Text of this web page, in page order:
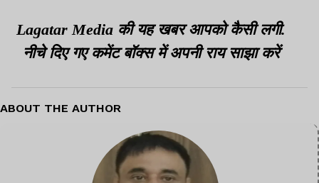
Lagatar Media की यह खबर आपको कैसी लगी.
नीचे दिए गए कमेंट बॉक्स में अपनी राय साझा करें
ABOUT THE AUTHOR